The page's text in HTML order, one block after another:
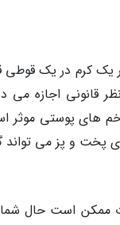
یک کرم در یک قوطی
های پوستی موثر
پخت و پز می
است حال شما